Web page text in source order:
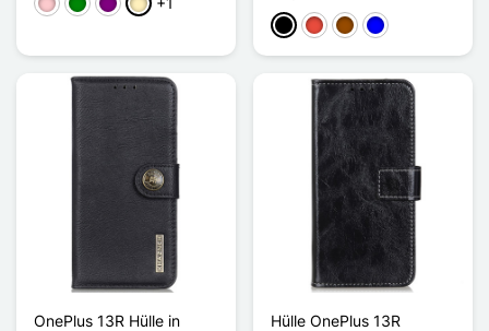
PinkGrünViolettGolden
Schwarz
Rot BraunBlau
OnePlus 13R Hülle in
Hülle OnePlus 13R